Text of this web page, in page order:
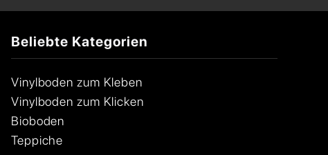
Beliebte Kategorien
Vinylboden zum Kleben
Vinylboden zum Klicken
Bioboden
Teppiche